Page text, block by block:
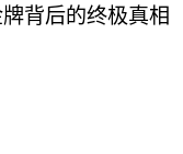
背后的终极真相